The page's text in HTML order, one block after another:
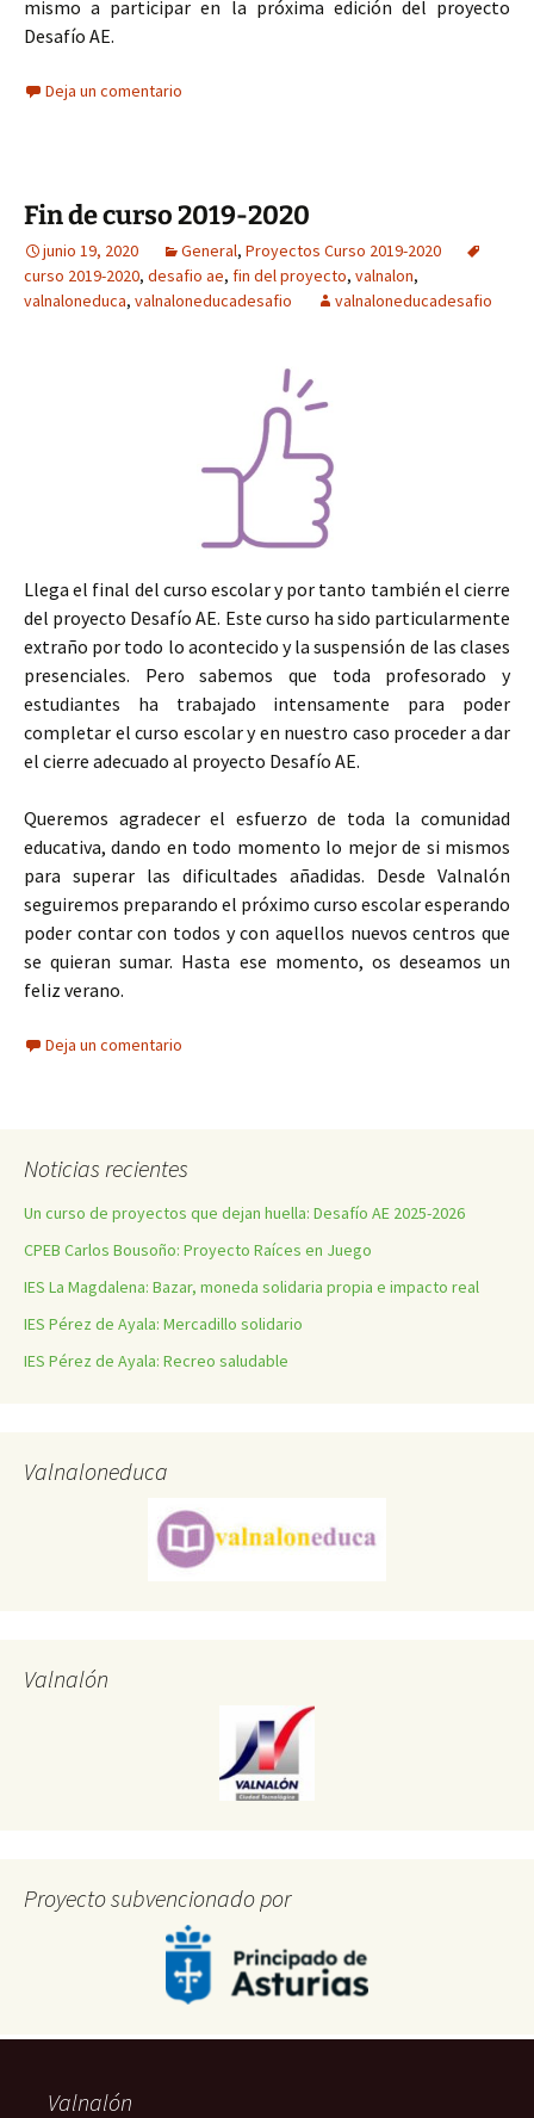
mismo a participar en la próxima edición del proyecto
Desafío AE.
Deja un comentario
Fin de curso 2019-2020
junio 19, 2020 General, Proyectos Curso 2019-2020
curso 2019-2020, desafio ae, fin del proyecto, valnalon,
valnaloneduca, valnaloneducadesafio valnaloneducadesafio
Llega el final del curso escolar y por tanto también el cierre
del proyecto Desafío AE. Este curso ha sido particularmente
extraño por todo lo acontecido y la suspensión de las clases
presenciales. Pero sabemos que toda profesorado y
estudiantes ha trabajado intensamente para poder
completar el curso escolar y en nuestro caso proceder a dar
el cierre adecuado al proyecto Desafío AE.
Queremos agradecer el esfuerzo de toda la comunidad
educativa, dando en todo momento lo mejor de si mismos
para superar las dificultades añadidas. Desde Valnalón
seguiremos preparando el próximo curso escolar esperando
poder contar con todos y con aquellos nuevos centros que
se quieran sumar. Hasta ese momento, os deseamos un
feliz verano.
Deja un comentario
Noticias recientes
Un curso de proyectos que dejan huella: Desafío AE 2025-2026
CPEB Carlos Bousoño: Proyecto Raíces en Juego
IES La Magdalena: Bazar, moneda solidaria propia e impacto real
IES Pérez de Ayala: Mercadillo solidario
IES Pérez de Ayala: Recreo saludable
Valnaloneduca
Valnalón
Proyecto subvencionado por
Valnalón